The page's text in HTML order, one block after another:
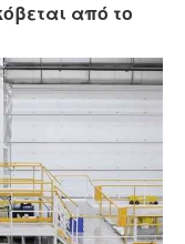
από το